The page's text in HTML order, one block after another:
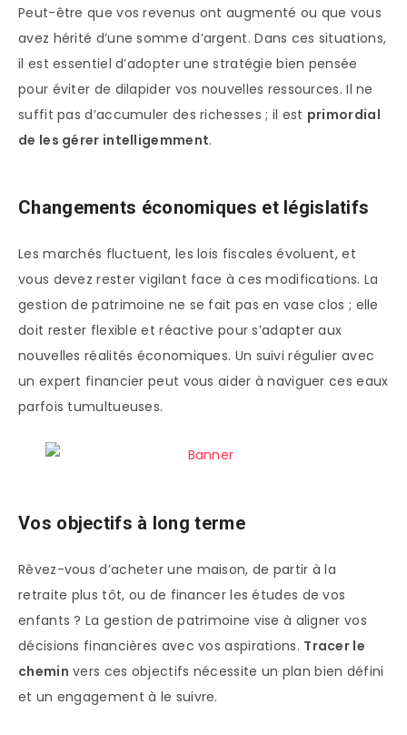
Peut-être que vos revenus ont augmenté ou que vous
avez hérité d’une somme d’argent. Dans ces situations,
il est essentiel d’adopter une stratégie bien pensée
pour éviter de dilapider vos nouvelles ressources. Il ne
suffit pas d’accumuler des richesses ; il est primordial
de les gérer intelligemment.
Changements économiques et législatifs
Les marchés fluctuent, les lois fiscales évoluent, et
vous devez rester vigilant face à ces modifications. La
gestion de patrimoine ne se fait pas en vase clos ; elle
doit rester flexible et réactive pour s’adapter aux
nouvelles réalités économiques. Un suivi régulier avec
un expert financier peut vous aider à naviguer ces eaux
parfois tumultueuses.
Vos objectifs à long terme
Rêvez-vous d’acheter une maison, de partir à la
retraite plus tôt, ou de financer les études de vos
enfants ? La gestion de patrimoine vise à aligner vos
décisions financières avec vos aspirations. Tracer le
chemin vers ces objectifs nécessite un plan bien défini
et un engagement à le suivre.